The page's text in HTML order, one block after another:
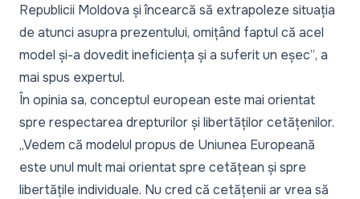
Republicii Moldova și încearcă să extrapoleze situația
de atunci asupra prezentului, omițând faptul că acel
model și-a dovedit ineficiența și a suferit un eșec”, a
mai spus expertul.
În opinia sa, conceptul european este mai orientat
spre respectarea drepturilor și libertăților cetățenilor.
„Vedem că modelul propus de Uniunea Europeană
este unul mult mai orientat spre cetățean și spre
libertățile individuale. Nu cred că cetățenii ar vrea să